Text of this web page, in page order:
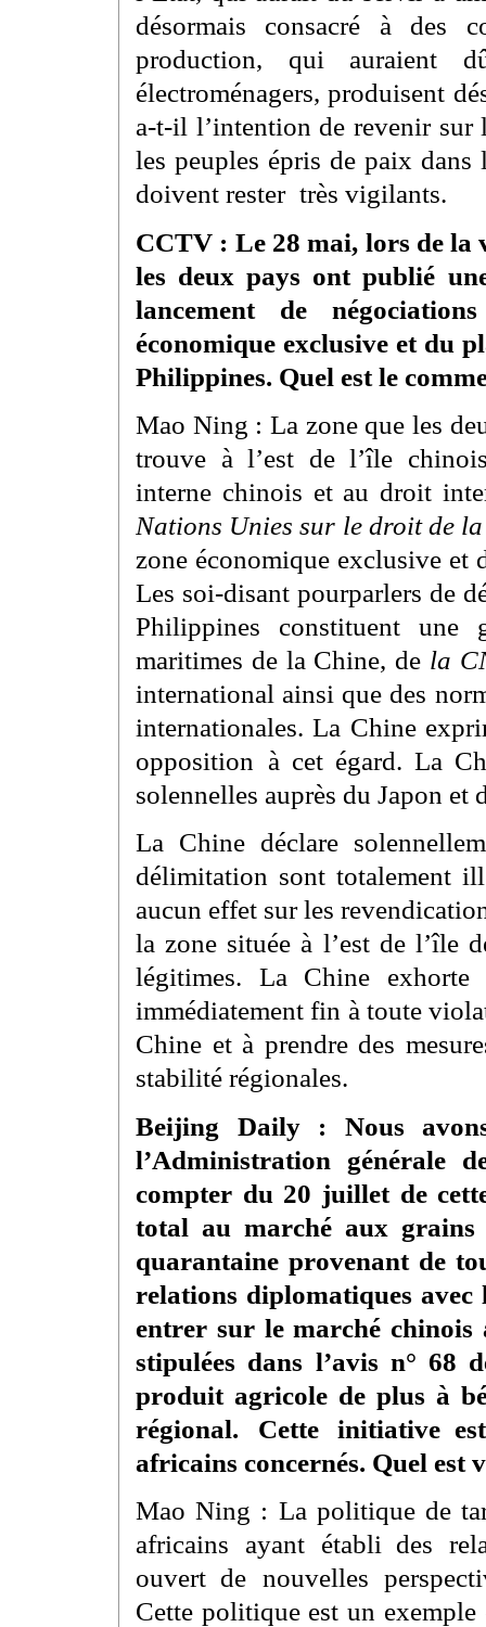
désormais consacré à des
production, qui auraient
électroménagers, produisent
a-t-il l’intention de revenir sur
les peuples épris de paix
doivent rester très vigilants.
CCTV : Le 28 mai, lors de
les deux pays ont publié
lancement de
économique exclusive et du
Philippines. Quel est le
Mao Ning : La zone que les
trouve à l’est de l’île
interne chinois et au droit
Nations Unies sur le droit de
zone économique exclusive et
Les soi-disant pourparlers de
Philippines constituent
maritimes de la Chine, de la
international ainsi que des
internationales. La Chine
opposition à cet égard. La
solennelles auprès du Japon et
La Chine déclare
délimitation sont totalement
aucun effet sur les
la zone située à l’est de l’île
légitimes. La Chine
immédiatement fin à toute
Chine et à prendre des
stabilité régionales.
Beijing Daily : Nous
l’Administration générale
compter du 20 juillet de
total au marché aux grains
quarantaine provenant de
relations diplomatiques
entrer sur le marché chinois
stipulées dans l’avis n° 68
produit agricole de plus à
régional. Cette initiative
africains concernés. Quel est
Mao Ning : La politique de
africains ayant établi des
ouvert de nouvelles
Cette politique est un exemple